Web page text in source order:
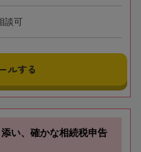
談可
ルする
い、確かな相続税申告